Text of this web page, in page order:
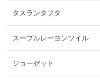
タスランタフタ
スープルレーヨンツイル
ジョーゼット